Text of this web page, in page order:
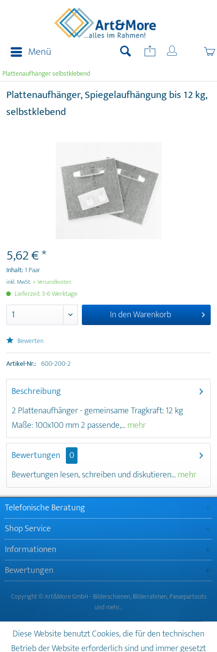
Menü
Plattenaufhänger selbstklebend
Plattenaufhänger, Spiegelaufhängung bis 12 kg,
selbstklebend
5,62 € *
Inhalt:1 Paar
inkl. MwSt.+ Versandkosten
Lieferzeit 3-6 Werktage
In denWarenkorb
Bewerten
Artikel-Nr.: 600-200-2
Beschreibung
2 Plattenaufhänger - gemeinsame Tragkraft: 12 kg
Maße: 100x100 mm 2 passende,... mehr
Bewertungen
0
Bewertungen lesen, schreiben und diskutieren... mehr
Telefonische Beratung
Shop Service
Informationen
Bewertungen
Copyright © Art&More GmbH - Bilderschienen, Bilderrahmen, Passepartouts
und mehr…
Diese Website benutzt Cookies, die für den technischen
Betrieb der Website erforderlich sind und immer gesetzt